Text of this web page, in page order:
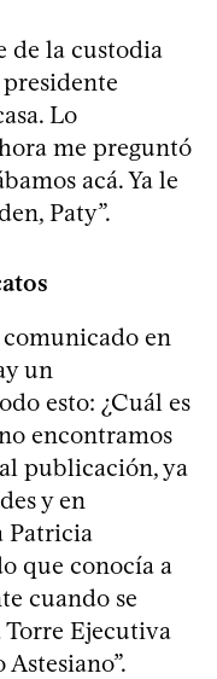
de la custodia
Lo
me preguntó
acá. Ya le
Paty”.
en
un
esto: ¿Cuál es
encontramos
publicación, ya
y en
Patricia
que conocía a
cuando se
Ejecutiva